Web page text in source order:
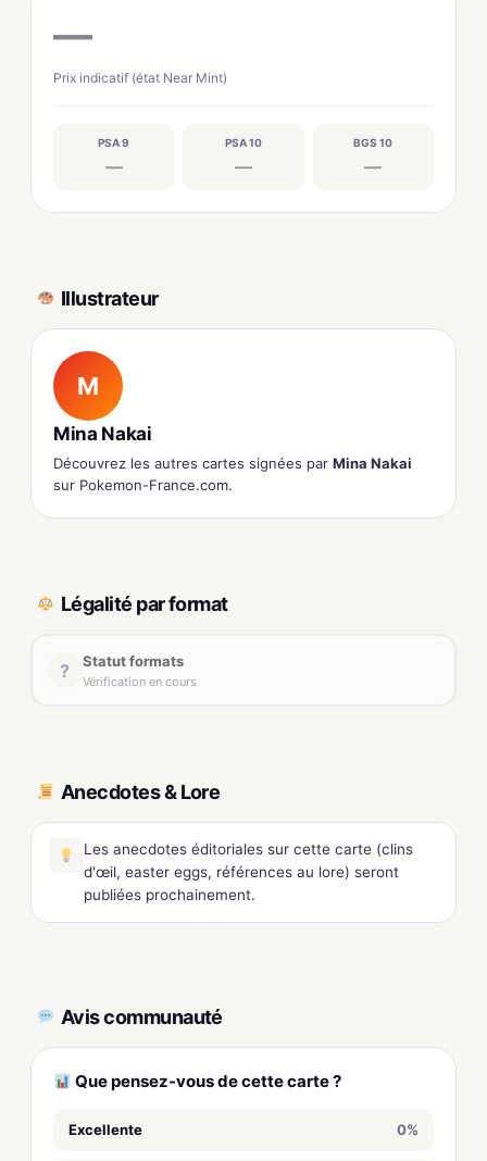
—
Prix indicatif (état Near Mint)
PSA 9
—
PSA 10
—
BGS 10
—
Illustrateur
M
Mina Nakai
Découvrez les autres cartes signées par Mina Nakai
sur Pokemon-France.com.
Légalité par format
? Statut formats
Vérification en cours
Anecdotes & Lore
Les anecdotes éditoriales sur cette carte (clins
d'œil, easter eggs, références au lore) seront
publiées prochainement.
Avis communauté
Que pensez-vous de cette carte ?
Excellente 0%